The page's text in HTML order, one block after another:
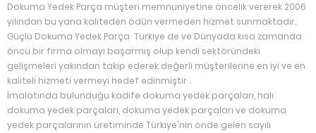
Dokuma Yedek Parça müşteri memnuniyetine öncelik vererek 2006
yılından bu yana kaliteden ödün vermeden hizmet sunmaktadır.
Güçlü Dokuma Yedek Parça Türkiye de ve Dünyada kısa zamanda
öncü bir firma olmayı başarmış olup kendi sektöründeki
gelişmeleri yakından takip ederek değerli müşterilerine en iyi ve en
kaliteli hizmeti vermeyi hedef edinmiştir .
İmalatında bulunduğu kadife dokuma yedek parçaları, halı
dokuma yedek parçaları, dokuma yedek parçaları ve dokuma
yedek parçalarının üretiminde Türkiye'nin önde gelen sayılı